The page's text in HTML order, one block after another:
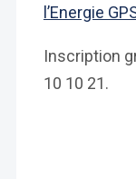
l’Energie
Inscription
10 10 21.